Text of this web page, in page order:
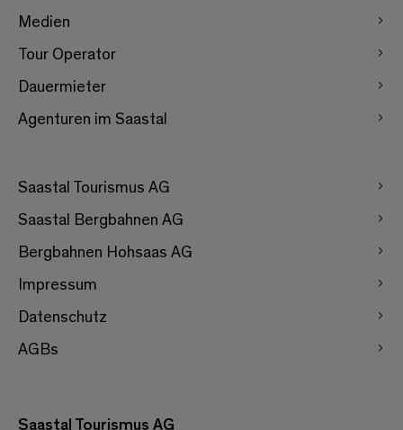
Medien
Tour Operator
Dauermieter
Agenturen im Saastal
Saastal Tourismus AG
Saastal Bergbahnen AG
Bergbahnen Hohsaas AG
Impressum
Datenschutz
AGBs
Saastal Tourismus AG